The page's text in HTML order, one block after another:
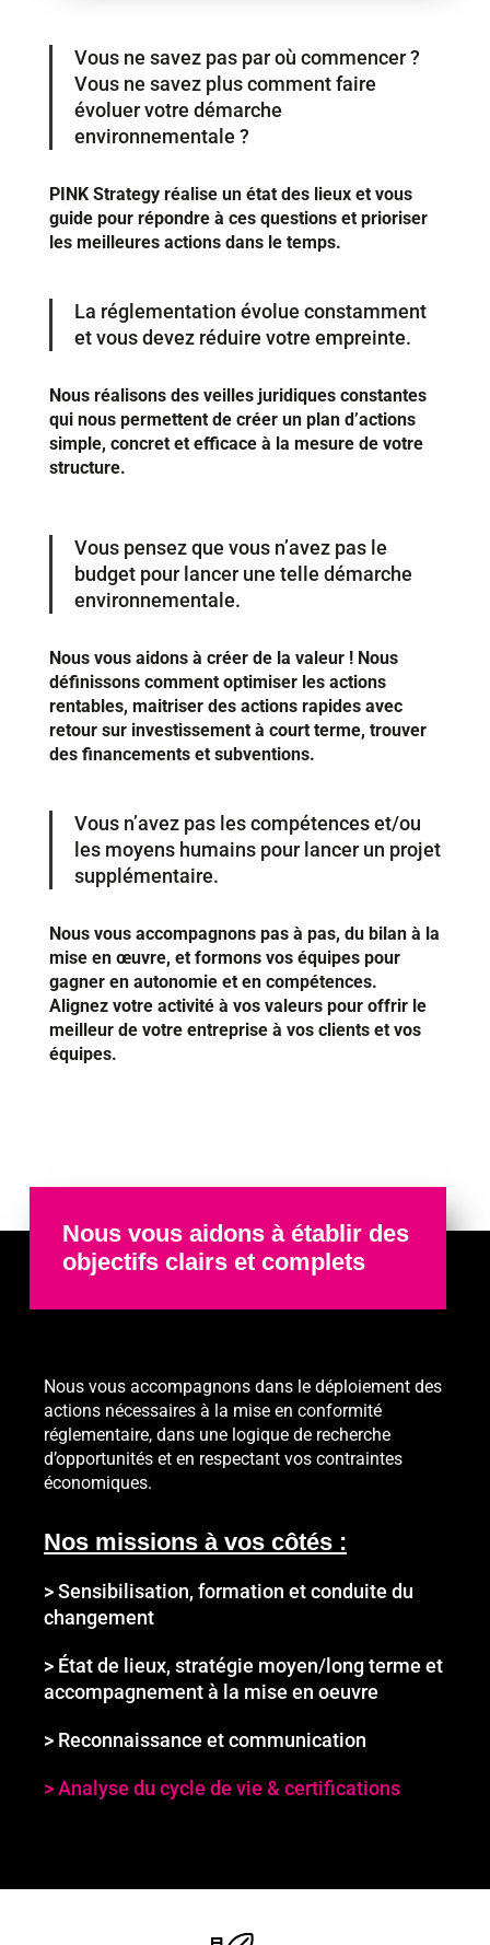
Vous ne savez pas par où commencer ?
Vous ne savez plus comment faire
évoluer votre démarche
environnementale ?
PINK Strategy réalise un état des lieux et vous
guide pour répondre à ces questions et prioriser
les meilleures actions dans le temps.
La réglementation évolue constamment
et vous devez réduire votre empreinte.
Nous réalisons des veilles juridiques constantes
qui nous permettent de créer un plan d’actions
simple, concret et efficace à la mesure de votre
structure.
Vous pensez que vous n’avez pas le
budget pour lancer une telle démarche
environnementale.
Nous vous aidons à créer de la valeur ! Nous
définissons comment optimiser les actions
rentables, maitriser des actions rapides avec
retour sur investissement à court terme, trouver
des financements et subventions.
Vous n’avez pas les compétences et/ou
les moyens humains pour lancer un projet
supplémentaire.
Nous vous accompagnons pas à pas, du bilan à la
mise en œuvre, et formons vos équipes pour
gagner en autonomie et en compétences.
Alignez votre activité à vos valeurs pour offrir le
meilleur de votre entreprise à vos clients et vos
équipes.
Nous vous aidons à établir des
objectifs clairs et complets
Nous vous accompagnons dans le déploiement des
actions nécessaires à la mise en conformité
réglementaire, dans une logique de recherche
d’opportunités et en respectant vos contraintes
économiques.
Nos missions à vos côtés :
> Sensibilisation, formation et conduite du
changement
> État de lieux, stratégie moyen/long terme et
accompagnement à la mise en oeuvre
> Reconnaissance et communication
> Analyse du cycle de vie & certifications